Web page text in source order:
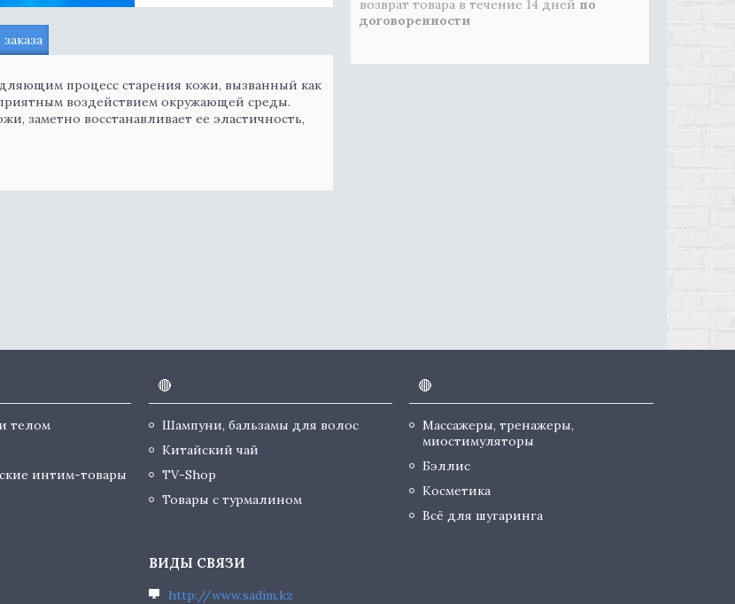
процесс старения кожи, вызванный как
воздействием окружающей среды.
заметно восстанавливает ее эластичность,
возврат товара в течение 14 дней по
договоренности
телом
интим-товары
🔴
Шампуни, бальзамы для волос
Китайский чай
TV-Shop
Товары с турмалином
🔴
Массажеры, тренажеры,
миостимуляторы
Бэллис
Косметика
Всё для шугаринга
http://www.sadim.kz